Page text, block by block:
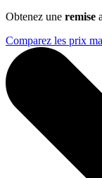
Obtenez une remise
Comparez les prix